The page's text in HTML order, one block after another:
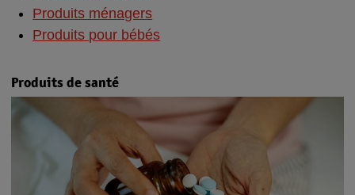
Produits ménagers
Produits pour bébés
Produits de santé